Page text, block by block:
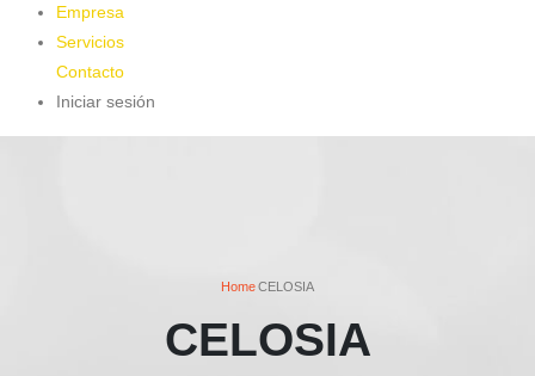
Empresa
Servicios
Contacto
Iniciar sesión
HomeCELOSIA
CELOSIA